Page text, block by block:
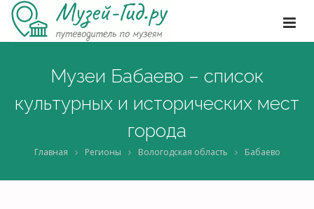
Музеи Бабаево – список
культурных и исторических мест
города
Главная Регионы Вологодская область Бабаево